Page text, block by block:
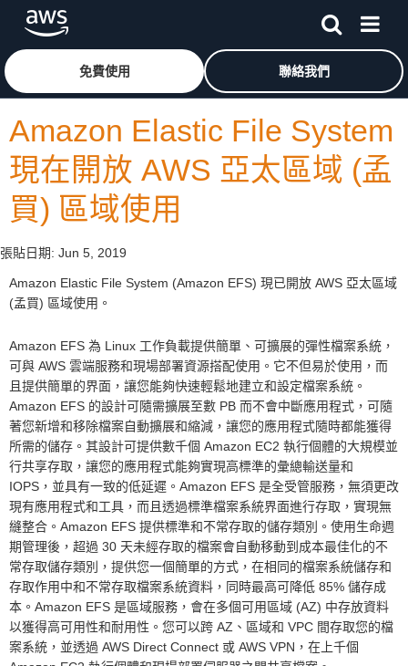
跳至主要內容按一下這裡可返回 Amazon Web Services 首頁
免費使用 聯絡我們
Amazon Elastic File System
現在開放 AWS 亞太區域 (孟
買) 區域使用
張貼日期: Jun 5, 2019
Amazon Elastic File System (Amazon EFS) 現已開放 AWS 亞太區域
(孟買) 區域使用。
Amazon EFS 為 Linux 工作負載提供簡單、可擴展的彈性檔案系統，
可與 AWS 雲端服務和現場部署資源搭配使用。它不但易於使用，而
且提供簡單的界面，讓您能夠快速輕鬆地建立和設定檔案系統。
Amazon EFS 的設計可隨需擴展至數 PB 而不會中斷應用程式，可隨
著您新增和移除檔案自動擴展和縮減，讓您的應用程式隨時都能獲得
所需的儲存。其設計可提供數千個 Amazon EC2 執行個體的大規模並
行共享存取，讓您的應用程式能夠實現高標準的彙總輸送量和
IOPS，並具有一致的低延遲。Amazon EFS 是全受管服務，無須更改
現有應用程式和工具，而且透過標準檔案系統界面進行存取，實現無
縫整合。Amazon EFS 提供標準和不常存取的儲存類別。使用生命週
期管理後，超過 30 天未經存取的檔案會自動移動到成本最佳化的不
常存取儲存類別，提供您一個簡單的方式，在相同的檔案系統儲存和
存取作用中和不常存取檔案系統資料，同時最高可降低 85% 儲存成
本。Amazon EFS 是區域服務，會在多個可用區域 (AZ) 中存放資料
以獲得高可用性和耐用性。您可以跨 AZ、區域和 VPC 間存取您的檔
案系統，並透過 AWS Direct Connect 或 AWS VPN，在上千個